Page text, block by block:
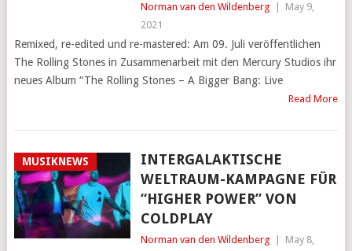
Norman van den Wildenberg
May 9,
2021
Remixed, re-edited und re-mastered: Am 09. Juli veröffentlichen
The Rolling Stones in Zusammenarbeit mit den Mercury Studios ihr
neues Album “The Rolling Stones – A Bigger Bang: Live
Read More
MUSIKNEWS
INTERGALAKTISCHE
WELTRAUM-KAMPAGNE FÜR
“HIGHER POWER” VON
COLDPLAY
Norman van den Wildenberg May 8,